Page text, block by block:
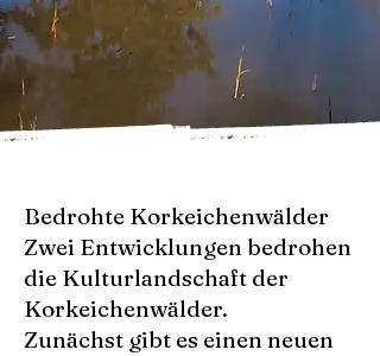
Bedrohte Korkeichenwälder
Zwei Entwicklungen bedrohen
die Kulturlandschaft der
Korkeichenwälder.
Zunächst gibt es einen neuen